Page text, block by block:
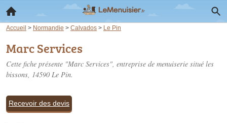
Accueil > Normandie > Calvados > Le Pin
Marc Services
Cette fiche présente "Marc Services", entreprise de menuiserie situé les
bissons, 14590 Le Pin.
Recevoir des devis